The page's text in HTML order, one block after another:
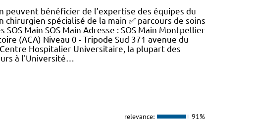
peuvent bénéficier de l’expertise des équipes du
spécialisé de la main ✅ parcours de soins
Main SOS Main Adresse : SOS Main Montpellier
(ACA) Niveau 0 - Tripode Sud 371 avenue du
Hospitalier Universitaire, la plupart des
à l'Université…
relevance: 91%